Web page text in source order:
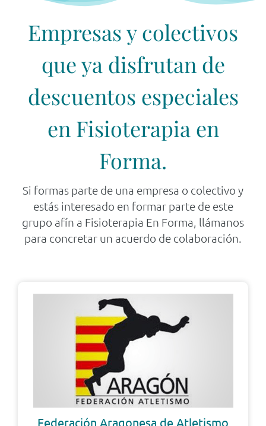
Centro
Contacto
Empresas y colectivos
que ya disfrutan de
descuentos especiales
en Fisioterapia en
Forma.
Si formas parte de una empresa o colectivo y
estás interesado en formar parte de este
grupo afín a Fisioterapia En Forma, llámanos
para concretar un acuerdo de colaboración.
Federación Aragonesa de Atletismo